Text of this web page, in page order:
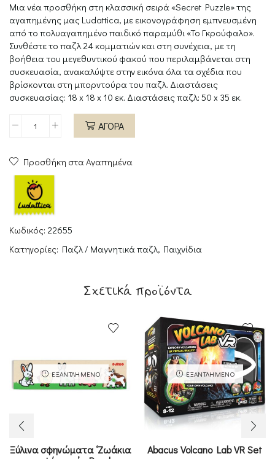
Μια νέα προσθήκη στη κλασσική σειρά «Secret Puzzle» της
αγαπημένης μας Ludattica, με εικονογράφηση εμπνευσμένη
από το πολυαγαπημένο παιδικό παραμύθι «Το Γκρούφαλο».
Συνθέστε το παζλ 24 κομματιών και στη συνέχεια, με τη
βοήθεια του μεγεθυντικού φακού που περιλαμβάνεται στη
συσκευασία, ανακαλύψτε στην εικόνα όλα τα σχέδια που
βρίσκονται στη μπορντούρα του παζλ. Διαστάσεις
συσκευασίας: 18 x 18 x 10 εκ. Διαστάσεις παζλ: 50 x 35 εκ.
Secret
Gruffalo
ποσότητα
ΑΓΟΡΑ
Προσθήκη στα Αγαπημένα
Κωδικός: 22655
Κατηγορίες: Παζλ / Μαγνητικά παζλ, Παιχνίδια
Σχετικά προϊόντα
ΕΞΑΝΤΛΗΜΈΝΟ
Ξύλινα σφηνώματα ‘Ζωάκια
ΕΞΑΝΤΛΗΜΈΝΟ
Abacus Volcano Lab VR Set